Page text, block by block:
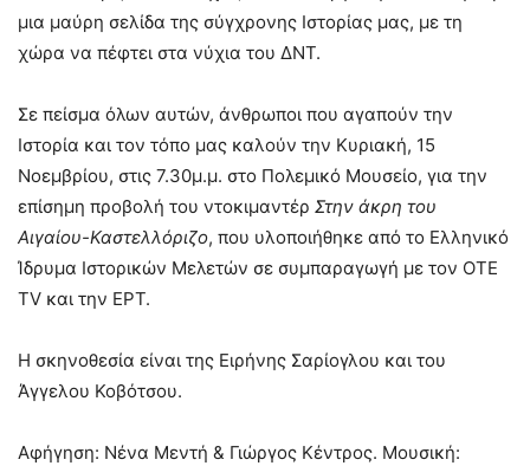
μια μαύρη σελίδα της σύγχρονης Ιστορίας μας, με τη
χώρα να πέφτει στα νύχια του ΔΝΤ.
Σε πείσμα όλων αυτών, άνθρωποι που αγαπούν την
Ιστορία και τον τόπο μας καλούν την Κυριακή, 15
Νοεμβρίου, στις 7.30μ.μ. στο Πολεμικό Μουσείο, για την
επίσημη προβολή του ντοκιμαντέρ Στην άκρη του
Αιγαίου-Καστελλόριζο, που υλοποιήθηκε από το Ελληνικό
Ίδρυμα Ιστορικών Μελετών σε συμπαραγωγή με τον ΟΤΕ
ΤV και την ΕΡΤ.
Η σκηνοθεσία είναι της Ειρήνης Σαρίογλου και του
Άγγελου Κοβότσου.
Αφήγηση: Νένα Μεντή & Γιώργος Κέντρος. Μουσική: